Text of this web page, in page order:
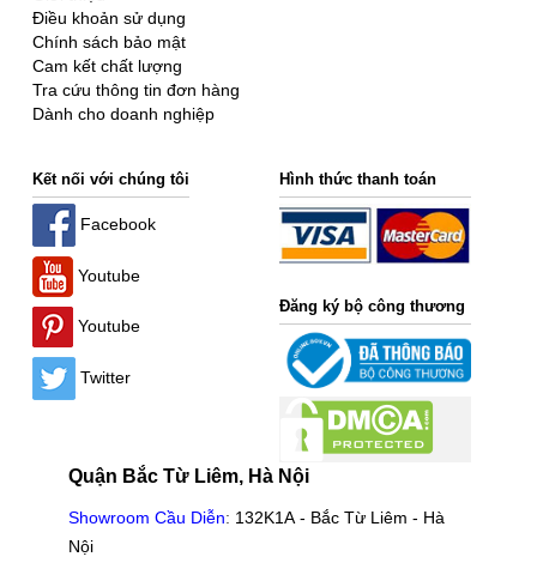
Điều khoản sử dụng
Chính sách bảo mật
Cam kết chất lượng
Tra cứu thông tin đơn hàng
Dành cho doanh nghiệp
Kết nối với chúng tôi
Facebook
Youtube
Youtube
Twitter
Hình thức thanh toán
Đăng ký bộ công thương
Quận Bắc Từ Liêm, Hà Nội
Showroom Cầu Diễn: 132K1A - Bắc Từ Liêm - Hà
Nội